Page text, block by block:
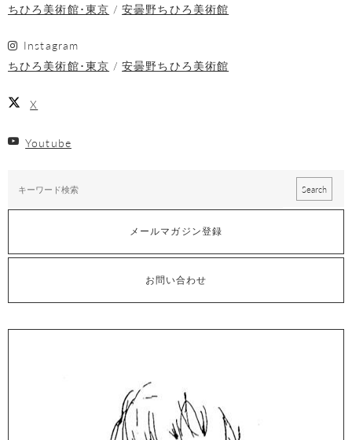
ちひろ美術館･東京
安曇野ちひろ美術館
Instagram
ちひろ美術館･東京
安曇野ちひろ美術館
X
Youtube
メールマガジン登録
お問い合わせ